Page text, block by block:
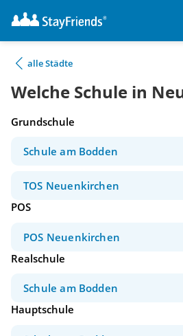
alle Städte
Welche Schule in
Grundschule
Schule am Bodden
TOS Neuenkirchen
POS
POS Neuenkirchen
Realschule
Schule am Bodden
Hauptschule